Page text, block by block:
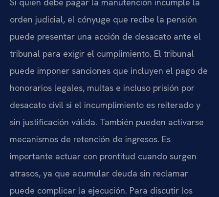
Si quien debe pagar la manutención incumple la
orden judicial, el cónyuge que recibe la pensión
puede presentar una acción de desacato ante el
tribunal para exigir el cumplimiento. El tribunal
puede imponer sanciones que incluyen el pago de
honorarios legales, multas e incluso prisión por
desacato civil si el incumplimiento es reiterado y
sin justificación válida. También pueden activarse
mecanismos de retención de ingresos. Es
importante actuar con prontitud cuando surgen
atrasos, ya que acumular deuda sin reclamar
puede complicar la ejecución. Para discutir los